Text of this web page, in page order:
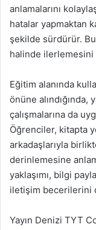
anlamalarını
hatalar yapmaktan
şekilde sürdürür.
halinde ilerlemesini
Eğitim alanında
önüne alındığında,
çalışmalarına da
Öğrenciler, kitapta
arkadaşlarıyla
derinlemesine
yaklaşımı, bilgi
iletişim becerilerini
Yayın Denizi TYT